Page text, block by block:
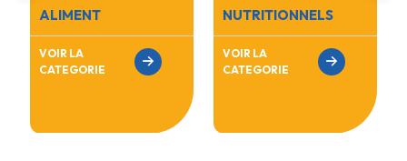
ALIMENT
VOIR LA
CATEGORIE
NUTRITIONNELS
VOIR LA
CATEGORIE